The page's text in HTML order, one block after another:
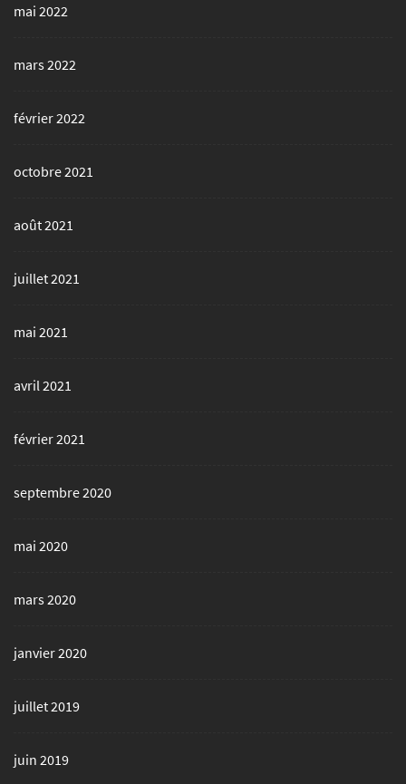
mai 2022
mars 2022
février 2022
octobre 2021
août 2021
juillet 2021
mai 2021
avril 2021
février 2021
septembre 2020
mai 2020
mars 2020
janvier 2020
juillet 2019
juin 2019